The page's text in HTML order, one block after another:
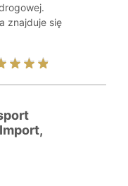
znajduje się